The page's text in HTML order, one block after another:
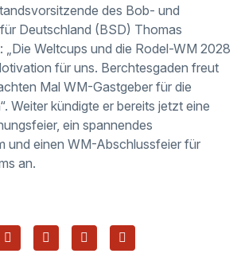
des Bob- und
Deutschland (BSD) Thomas
Weltcups und die Rodel-WM 2028
für uns. Berchtesgaden freut
Mal WM-Gastgeber für die
Weiter kündigte er bereits jetzt eine
ein spannendes
und einen WM-Abschlussfeier für
an.